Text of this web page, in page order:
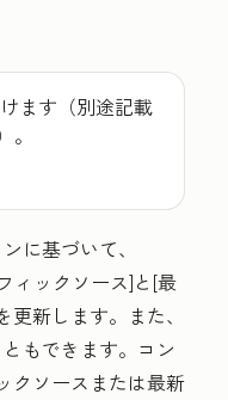
ます（別途記載
に基づいて、
ィックソース]と[最
更新します。また、
もできます。コン
クソースまたは最新